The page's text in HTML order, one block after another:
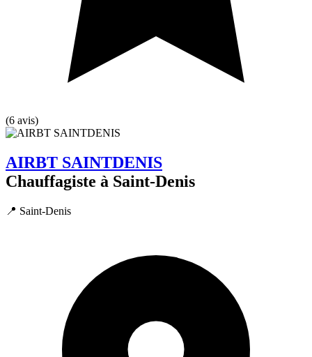
(6 avis)
AIRBT SAINTDENIS
Chauffagiste à Saint-Denis
📍 Saint-Denis